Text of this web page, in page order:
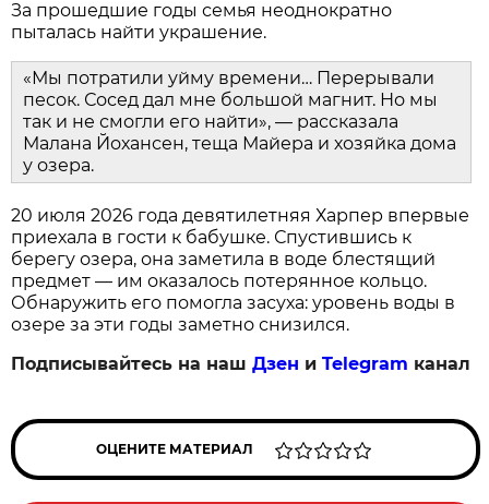
За прошедшие годы семья неоднократно
пыталась найти украшение.
«Мы потратили уйму времени… Перерывали
песок. Сосед дал мне большой магнит. Но мы
так и не смогли его найти», — рассказала
Малана Йохансен, теща Майера и хозяйка дома
у озера.
20 июля 2026 года девятилетняя Харпер впервые
приехала в гости к бабушке. Спустившись к
берегу озера, она заметила в воде блестящий
предмет — им оказалось потерянное кольцо.
Обнаружить его помогла засуха: уровень воды в
озере за эти годы заметно снизился.
Подписывайтесь на нашДзен иTelegram канал
ОЦЕНИТЕ МАТЕРИАЛ